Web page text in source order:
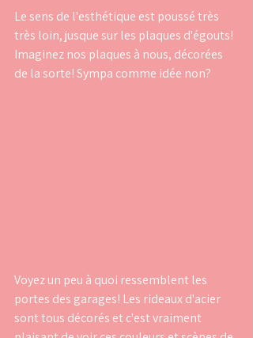
Le sens de l'esthétique est poussé très
très loin, jusque sur les plaques d'égouts!
Imaginez nos plaques à nous, décorées
de la sorte! Sympa comme idée non?
Voyez un peu à quoi ressemblent les
portes des garages! Les rideaux d'acier
sont tous décorés et c'est vraiment